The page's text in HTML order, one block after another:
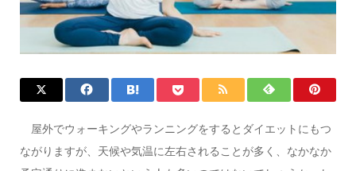
屋外でウォーキングやランニングをするとダイエットにもつ
ながりますが、天候や気温に左右されることが多く、なかなか